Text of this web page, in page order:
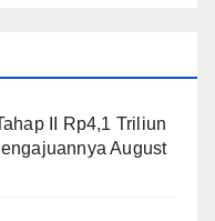
II Rp4,1 Triliun
August